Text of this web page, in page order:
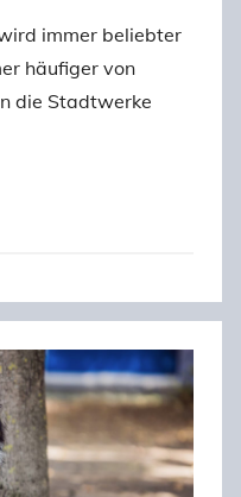
immer beliebter
häufiger von
die Stadtwerke